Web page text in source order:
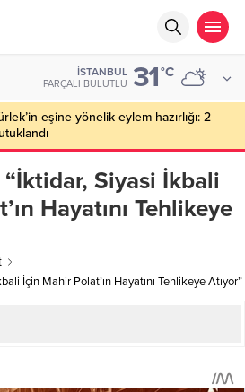
İSTANBUL
PARÇALI BULUTLU 31°C
eşine yönelik eylem hazırlığı: 2
“İktidar, Siyasi İkbali
Hayatını Tehlikeye
İçin Mahir Polat’ın Hayatını Tehlikeye Atıyor”